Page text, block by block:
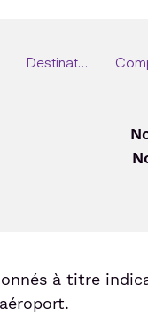
Destination
à titre